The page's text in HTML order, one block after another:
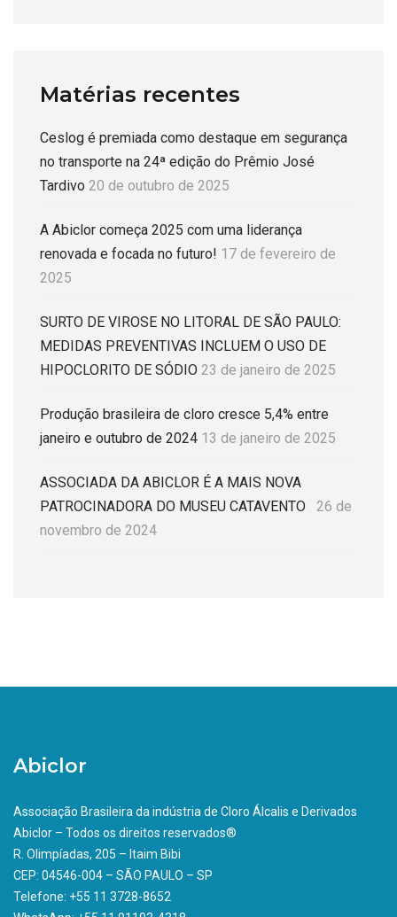
Matérias recentes
Ceslog é premiada como destaque em segurança
no transporte na 24ª edição do Prêmio José
Tardivo 20 de outubro de 2025
A Abiclor começa 2025 com uma liderança
renovada e focada no futuro! 17 de fevereiro de
2025
SURTO DE VIROSE NO LITORAL DE SÃO PAULO:
MEDIDAS PREVENTIVAS INCLUEM O USO DE
HIPOCLORITO DE SÓDIO 23 de janeiro de 2025
Produção brasileira de cloro cresce 5,4% entre
janeiro e outubro de 2024 13 de janeiro de 2025
ASSOCIADA DA ABICLOR É A MAIS NOVA
PATROCINADORA DO MUSEU CATAVENTO
26 de
novembro de 2024
Abiclor
Associação Brasileira da indústria de Cloro Álcalis e Derivados
Abiclor – Todos os direitos reservados®
R. Olimpíadas, 205 – Itaim Bibi
CEP: 04546-004 – SÃO PAULO – SP
Telefone: +55 11 3728-8652